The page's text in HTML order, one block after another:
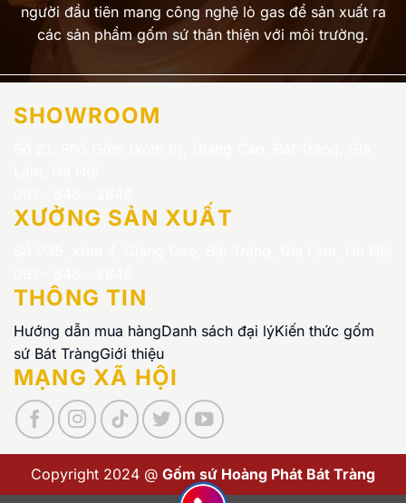
người đầu tiên mang công nghệ lò gas để sản xuất ra
các sản phẩm gốm sứ thân thiện với môi trường.
SHOWROOM
XƯỞNG SẢN XUẤT
THÔNG TIN
Hướng dẫn mua hàngDanh sách đại lýKiến thức gốm
sứ Bát TràngGiới thiệu
MẠNG XÃ HỘI
Copyright 2024 @ Gốm sứ Hoàng Phát Bát Tràng